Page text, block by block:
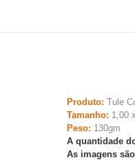
Produto: Tule
Tamanho: 1,00
Peso: 130gm
A quantidade
As imagens